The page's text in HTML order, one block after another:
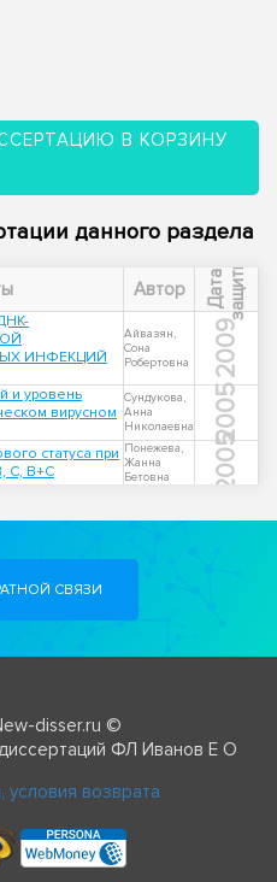
В КОРЗИНУ
данного раздела
Автор Д
а
т
а
з
а
щ
и
т ы
ИНФЕКЦИЙ
Айвазян,
Сона
Робертовна
2009
и уровень
вирусном
Сундукова,
Анна
Николаевна
2005
статуса при
C, B+C
Понежева,
Жанна
Бетовна
2005
СВЯЗИ
disser.ru ©
ФЛ Иванов Е О
условия возврата